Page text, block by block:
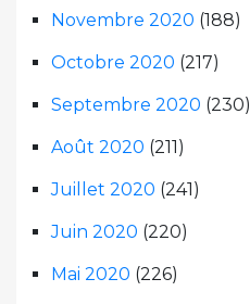
Novembre 2020 (188)
Octobre 2020 (217)
Septembre 2020 (230)
Août 2020 (211)
Juillet 2020 (241)
Juin 2020 (220)
Mai 2020 (226)